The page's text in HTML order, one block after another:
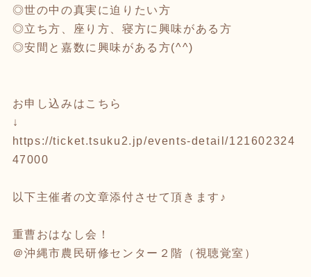
◎世の中の真実に迫りたい方
◎立ち方、座り方、寝方に興味がある方
◎安間と嘉数に興味がある方(^^)
お申し込みはこちら
↓
https://ticket.tsuku2.jp/events-detail/121602324
47000
以下主催者の文章添付させて頂きます♪
重曹おはなし会！
＠沖縄市農民研修センター２階（視聴覚室）